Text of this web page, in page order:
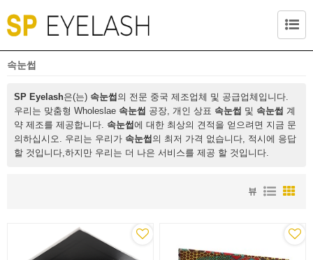
속눈썹
SP Eyelash은(는) 속눈썹 의 전문 중국 제조업체 및 공급업체입니다.
우리는 맞춤형 Wholeslae 속눈썹 공장, 개인 상표 속눈썹 및 속눈썹 계
약 제조를 제공합니다. 속눈썹 에 대한 최상의 견적을 얻으려면 지금 문
의하십시오. 우리는 우리가 속눈썹 의 최저 가격 없습니다, 적시에 응답
할 것입니다,하지만 우리는 더 나은 서비스를 제공 할 것입니다.
뷰